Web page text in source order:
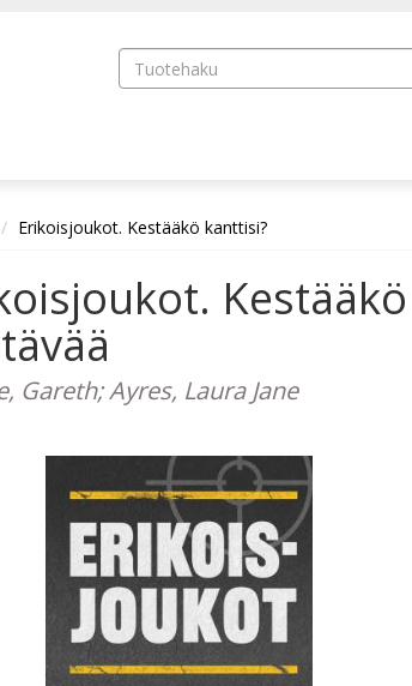
Erikoisjoukot. Kestääkö kanttisi?
Gareth; Ayres, Laura Jane